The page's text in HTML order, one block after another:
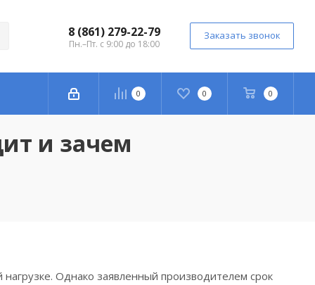
8 (861) 279-22-79
Пн.–Пт. с 9:00 до 18:00
Заказать звонок
0 0 0
и зачем
Однако заявленный производителем срок